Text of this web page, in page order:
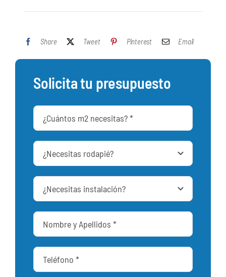
Share Tweet Pinterest Email
Solicita tu presupuesto